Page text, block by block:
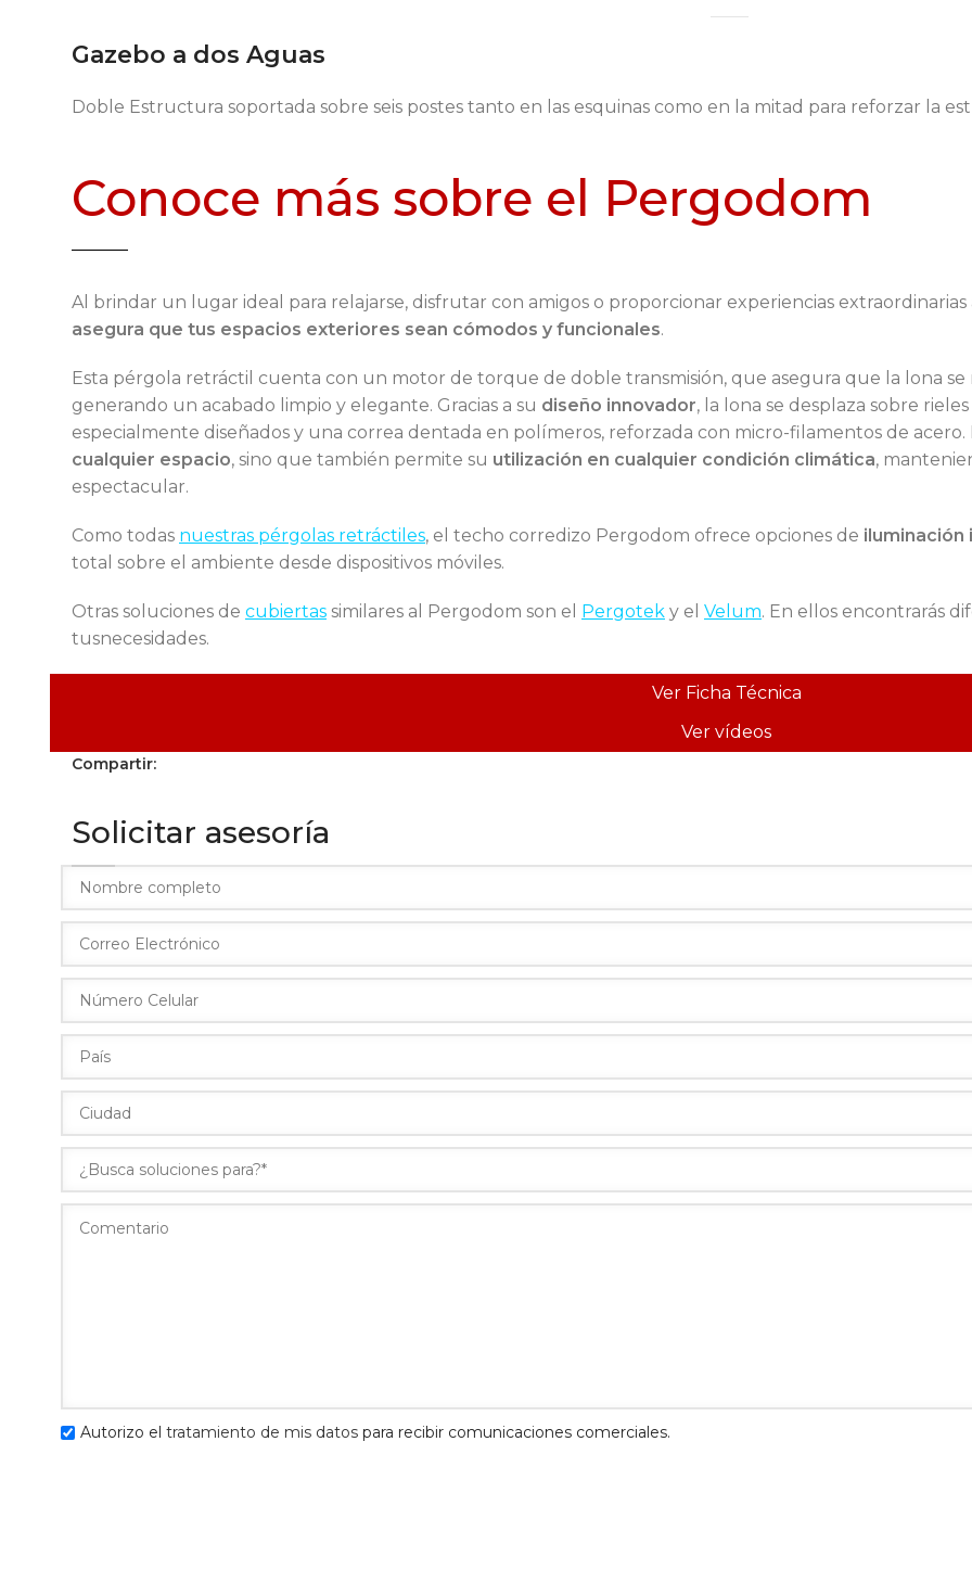
Gazebo a dos Aguas
Doble Estructura soportada sobre seis postes tanto en las esquinas como en la mitad para reforzar la
Conoce más sobre el Pergodom
Al brindar un lugar ideal para relajarse, disfrutar con amigos o proporcionar experiencias
asegura que tus espacios exteriores sean cómodos y funcionales.
Esta pérgola retráctil cuenta con un motor de torque de doble transmisión, que asegura que la lona
generando un acabado limpio y elegante. Gracias a su diseño innovador, la lona se desplaza sobre
especialmente diseñados y una correa dentada en polímeros, reforzada con micro-filamentos de acero.
cualquier espacio, sino que también permite su utilización en cualquier condición climática,
espectacular.
Como todas nuestras pérgolas retráctiles, el techo corredizo Pergodom ofrece opciones de iluminación
total sobre el ambiente desde dispositivos móviles.
Otras soluciones de cubiertas similares al Pergodom son el Pergotek y el Velum. En ellos encontrarás
tusnecesidades.
Ver Ficha Técnica
Ver vídeos
Compartir:
Solicitar asesoría
Autorizo el tratamiento de mis datos para recibir comunicaciones comerciales.